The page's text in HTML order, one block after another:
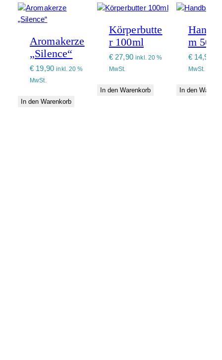
Aromakerze
„Silence“
€ 19,90 inkl. 20 %
MwSt.
In den Warenkorb
Körperbutte
r 100ml
€27,90 inkl. 20 %
MwSt.
In den Warenkorb
m 50
€14,90
MwSt.
In den